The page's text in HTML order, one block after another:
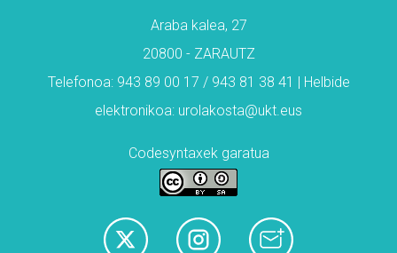
Araba kalea, 27
20800 - ZARAUTZ
Telefonoa: 943 89 00 17 / 943 81 38 41 | Helbide
elektronikoa: urolakosta@ukt.eus
Codesyntaxek garatua